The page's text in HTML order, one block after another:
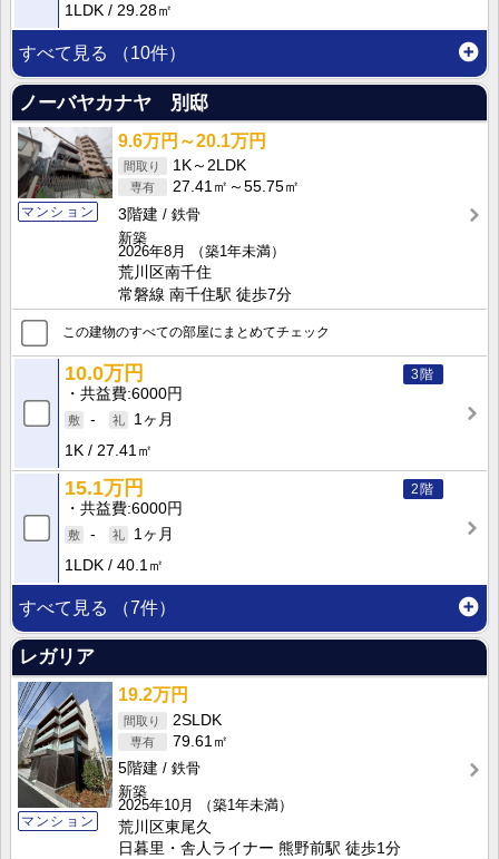
1LDK
29.28㎡
すべて見る （10件）
ノーバヤカナヤ 別邸
マンション
9.6万円～20.1万円
1K～2LDK
27.41㎡～55.75㎡
3階建
鉄骨
新築
2026年8月
（築1年未満）
荒川区南千住
常磐線 南千住駅 徒歩7分
この建物のすべての部屋にまとめてチェック
3階
10.0万円
共益費 6000円
-
1ヶ月
1K
27.41㎡
2階
15.1万円
共益費 6000円
-
1ヶ月
1LDK
40.1㎡
すべて見る （7件）
レガリア
マンション
19.2万円
2SLDK
79.61㎡
5階建
鉄骨
新築
2025年10月
（築1年未満）
荒川区東尾久
日暮里・舎人ライナー 熊野前駅 徒歩1分